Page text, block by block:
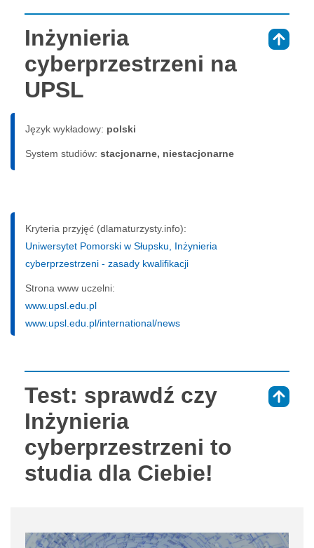
Inżynieria
cyberprzestrzeni na
UPSL
Język wykładowy: polski
System studiów: sta­cjo­nar­ne, nie­sta­cjo­nar­ne
Kryteria przyjęć (dlamaturzysty.info):
Uniwersytet Pomorski w Słupsku, Inżynieria
cyberprzestrzeni - zasady kwalifikacji
Strona www uczelni:
www.upsl.edu.pl
www.upsl.edu.pl/international/news
Test: sprawdź czy
Inżynieria
cyberprzestrzeni to
studia dla Ciebie!